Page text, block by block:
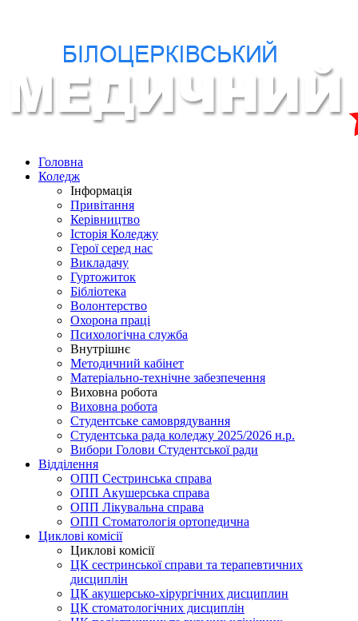
Головна
Коледж
Інформація
Привітання
Керівництво
Історія Коледжу
Герої серед нас
Викладачу
Гуртожиток
Бібліотека
Волонтерство
Охорона праці
Психологічна служба
Внутрішнє
Методичний кабінет
Матеріально-технічне забезпечення
Виховна робота
Виховна робота
Студентське самоврядування
Студентська рада коледжу 2025/2026 н.р.
Вибори Голови Студентської ради
Відділення
ОПП Сестринська справа
ОПП Акушерська справа
ОПП Лікувальна справа
ОПП Стоматологія ортопедична
Циклові комісії
Циклові комісії
ЦК сестринської справи та терапевтичних
дисциплін
ЦК акушерсько-хірургічних дисциплин
ЦК стоматологічних дисциплін